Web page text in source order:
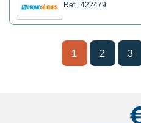
Ref : 422479
1 2 3